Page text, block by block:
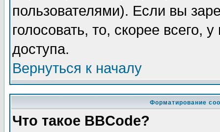
пользователями). Если вы
голосовать, то, скорее всего,
доступа.
Вернуться к началу
Форматирование
Что такое BBCode?